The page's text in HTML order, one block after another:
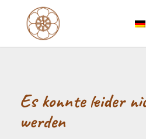
Es konnte leider
werden